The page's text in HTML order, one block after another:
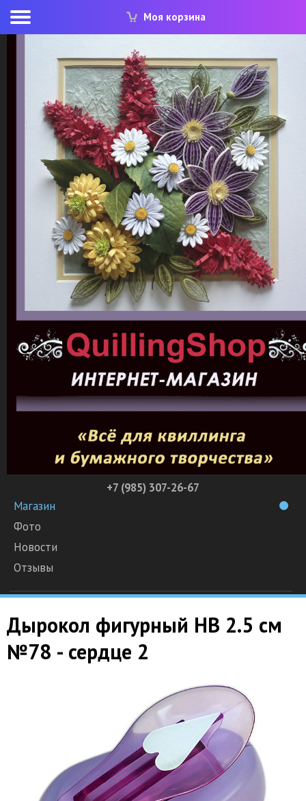
Моя корзина
+7 (985) 307-26-67
Магазин
Фото
Новости
Отзывы
Дырокол фигурный HB 2.5 см
№78 - сердце 2